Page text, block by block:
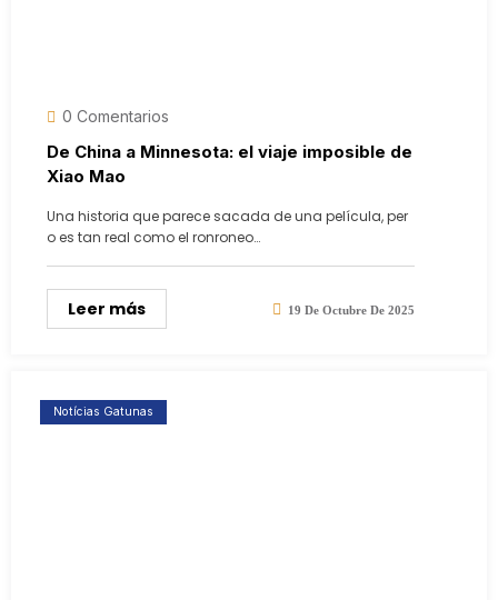
0 Comentarios
De China a Minnesota: el viaje imposible de
Xiao Mao
Una historia que parece sacada de una película, per
o es tan real como el ronroneo…
Leer más 19 De Octubre De 2025
Notícias Gatunas